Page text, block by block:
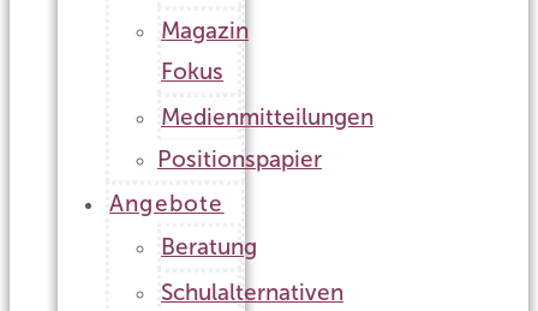
Magazin
Fokus
Medienmitteilungen
Positionspapier
Angebote
Beratung
Schulalternativen